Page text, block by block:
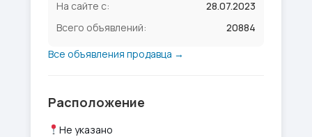
На сайте с:
28.07.2023
Всего объявлений:
20884
Все объявления продавца →
Расположение
Не указано